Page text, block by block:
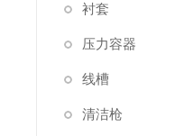
衬套
压力容器
线槽
清洁枪